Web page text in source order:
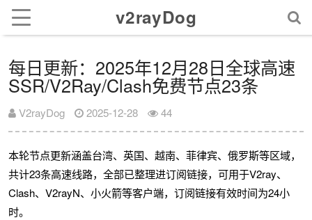
v2rayDog
每日更新：2025年12月28日全球高速
SSR/V2Ray/Clash免费节点23条
V2rayDog 2025-12-28 44
本轮节点更新涵盖台湾、英国、越南、菲律宾、俄罗斯等区域，
共计23条高速线路，全部已整理进订阅链接，可用于V2ray、
Clash、V2rayN、小火箭等客户端，订阅链接有效时间为24小
时。